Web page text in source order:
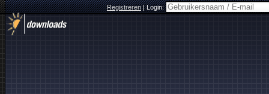
Registreren|Login: